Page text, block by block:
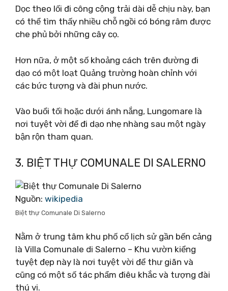
Dọc theo lối đi công cộng trải dài dễ chịu này, bạn
có thể tìm thấy nhiều chỗ ngồi có bóng râm được
che phủ bởi những cây cọ.
Hơn nữa, ở một số khoảng cách trên đường đi
dạo có một loạt Quảng trường hoàn chỉnh với
các bức tượng và đài phun nước.
Vào buổi tối hoặc dưới ánh nắng, Lungomare là
nơi tuyệt vời để đi dạo nhẹ nhàng sau một ngày
bận rộn tham quan.
3. BIỆT THỰ COMUNALE DI SALERNO
Nguồn: wikipedia
Biệt thự Comunale Di Salerno
Nằm ở trung tâm khu phố cổ lịch sử gần bến cảng
là Villa Comunale di Salerno – Khu vườn kiểng
tuyệt đẹp này là nơi tuyệt vời để thư giãn và
cũng có một số tác phẩm điêu khắc và tượng đài
thú vị.